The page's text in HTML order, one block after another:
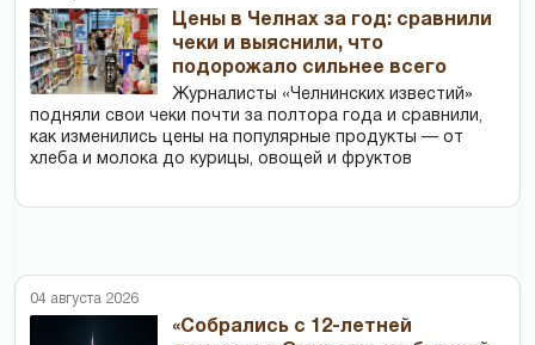
Цены в Челнах за год: сравнили
чеки и выяснили, что
подорожало сильнее всего
Журналисты «Челнинских известий»
подняли свои чеки почти за полтора года и сравнили,
как изменились цены на популярные продукты — от
хлеба и молока до курицы, овощей и фруктов
04 августа 2026
«Собрались с 12-летней